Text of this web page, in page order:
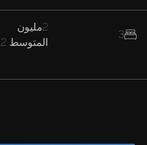
3
2مليون
المتوسط